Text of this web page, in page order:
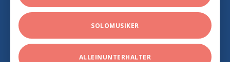
SOLOMUSIKER
ALLEINUNTERHALTER